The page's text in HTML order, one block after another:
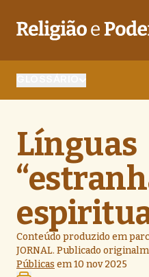
Línguas
Conteúdo produzido em
JORNAL. Publicado
Públicas em 10 nov 2025